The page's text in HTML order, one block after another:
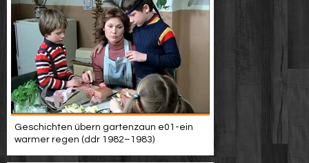
Geschichten übern gartenzaun e01-ein
warmer regen (ddr 1982–1983)